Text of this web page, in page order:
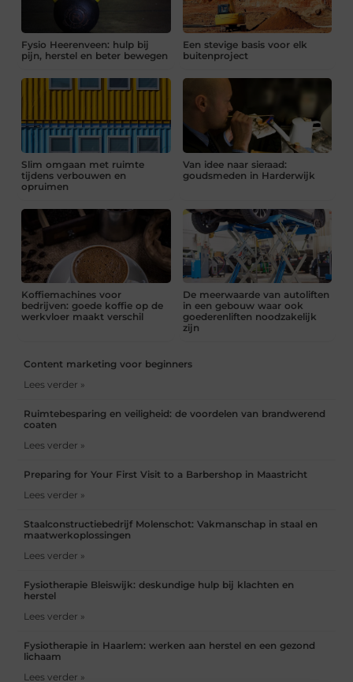
Fysio Heerenveen: hulp bij
pijn, herstel en beter bewegen
Een stevige basis voor elk
buitenproject
Slim omgaan met ruimte
tijdens verbouwen en
opruimen
Van idee naar sieraad:
goudsmeden in Harderwijk
Koffiemachines voor
bedrijven: goede koffie op de
werkvloer maakt verschil
De meerwaarde van autoliften
in een gebouw waar ook
goederenliften noodzakelijk
zijn
Content marketing voor beginners
Lees verder »
Ruimtebesparing en veiligheid: de voordelen van brandwerend
coaten
Lees verder »
Preparing for Your First Visit to a Barbershop in Maastricht
Lees verder »
Staalconstructiebedrijf Molenschot: Vakmanschap in staal en
maatwerkoplossingen
Lees verder »
Fysiotherapie Bleiswijk: deskundige hulp bij klachten en
herstel
Lees verder »
Fysiotherapie in Haarlem: werken aan herstel en een gezond
lichaam
Lees verder »